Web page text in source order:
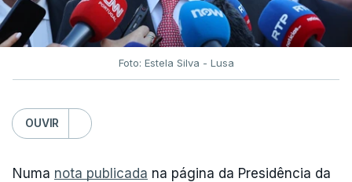
Foto: Estela Silva - Lusa
OUVIR
Numa nota publicada na página da Presidência da